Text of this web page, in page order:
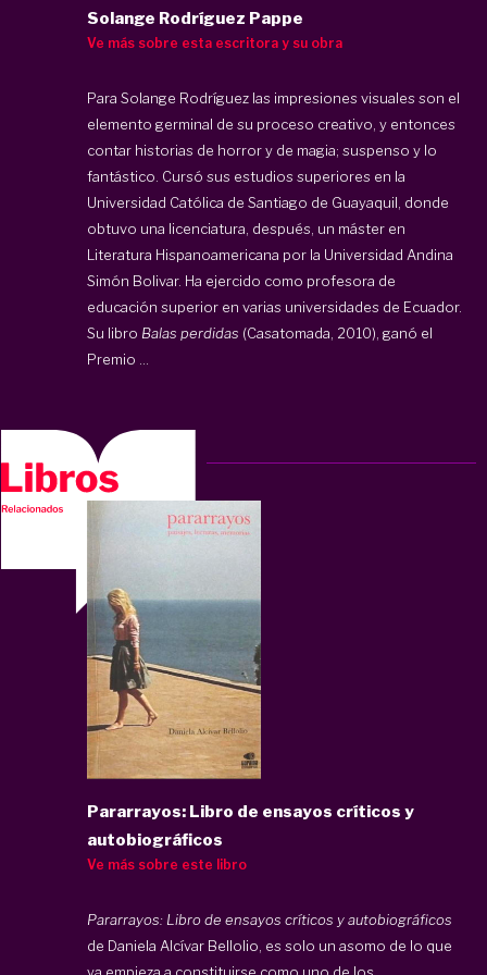
Solange Rodríguez Pappe
Ve más sobre esta escritora y su obra
Para Solange Rodríguez las impresiones visuales son el
elemento germinal de su proceso creativo, y entonces
contar historias de horror y de magia; suspenso y lo
fantástico. Cursó sus estudios superiores en la
Universidad Católica de Santiago de Guayaquil, donde
obtuvo una licenciatura, después, un máster en
Literatura Hispanoamericana por la Universidad Andina
Simón Bolivar. Ha ejercido como profesora de
educación superior en varias universidades de Ecuador.
Su libro Balas perdidas (Casatomada, 2010), ganó el
Premio ...
Pararrayos: Libro de ensayos críticos y
autobiográficos
Ve más sobre este libro
Pararrayos: Libro de ensayos críticos y autobiográficos
de Daniela Alcívar Bellolio, es solo un asomo de lo que